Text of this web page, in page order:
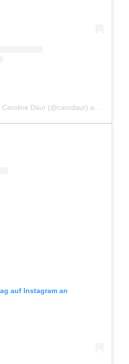
Daur (@carodaur) am
auf Instagram an